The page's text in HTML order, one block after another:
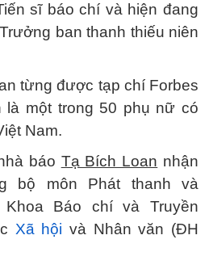
sĩ báo chí và hiện đang
ban thanh thiếu niên
từng được tạp chí Forbes
là một trong 50 phụ nữ có
Nam.
báo Tạ Bích Loan nhận
bộ môn Phát thanh và
Khoa Báo chí và Truyền
Xã hội và Nhân văn (ĐH